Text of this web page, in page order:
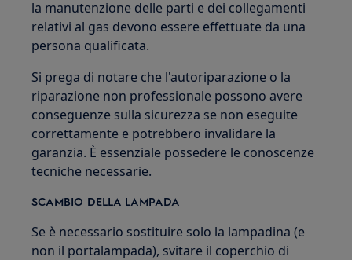
la manutenzione delle parti e dei collegamenti
relativi al gas devono essere effettuate da una
persona qualificata.
Si prega di notare che l'autoriparazione o la
riparazione non professionale possono avere
conseguenze sulla sicurezza se non eseguite
correttamente e potrebbero invalidare la
garanzia. È essenziale possedere le conoscenze
tecniche necessarie.
SCAMBIO DELLA LAMPADA
Se è necessario sostituire solo la lampadina (e
non il portalampada), svitare il coperchio di